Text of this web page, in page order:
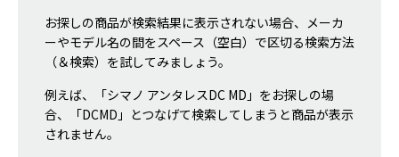
お探しの商品が検索結果に表示されない場合、メーカ
ーやモデル名の間をスペース（空白）で区切る検索方法
（＆検索）を試してみましょう。
例えば、「シマノ アンタレスDC MD」をお探しの場
合、「DCMD」とつなげて検索してしまうと商品が表示
されません。